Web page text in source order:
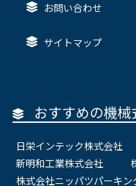
お問い合わせ
サイトマップ
おすすめの機
日栄インテック株式会社
新明和工業株式会社
株式会社ニッパツパーキ